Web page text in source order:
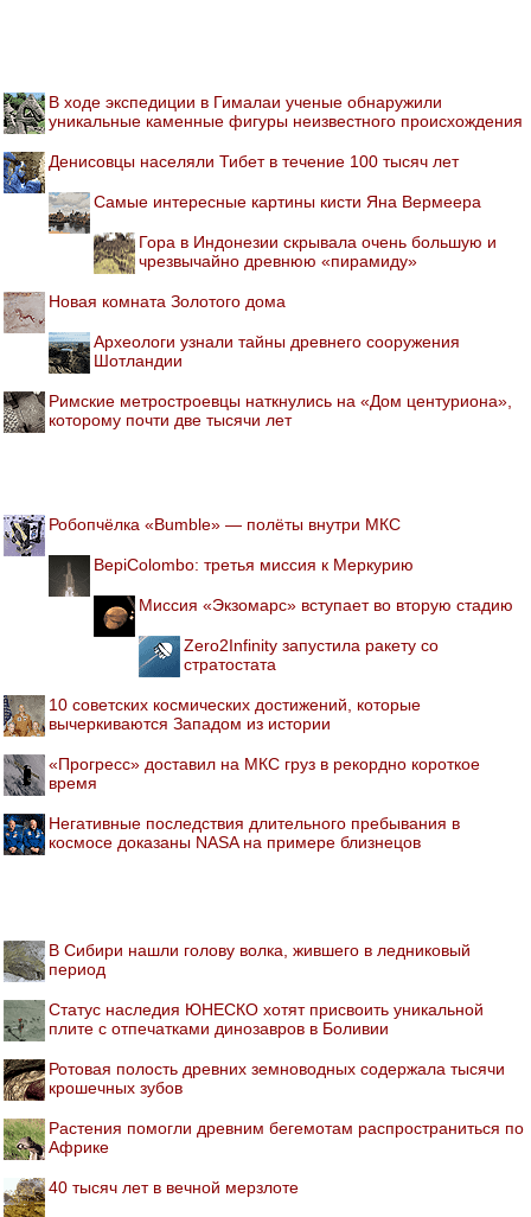
В ходе экспедиции в Гималаи ученые обнаружили
уникальные каменные фигуры неизвестного происхождения
Денисовцы населяли Тибет в течение 100 тысяч лет
Самые интересные картины кисти Яна Вермеера
Гора в Индонезии скрывала очень большую и
чрезвычайно древнюю «пирамиду»
Новая комната Золотого дома
Археологи узнали тайны древнего сооружения
Шотландии
Римские метростроевцы наткнулись на «Дом центуриона»,
которому почти две тысячи лет
Робопчёлка «Bumble» — полёты внутри МКС
BepiColombo: третья миссия к Меркурию
Миссия «Экзомарс» вступает во вторую стадию
Zero2Infinity запустила ракету со
стратостата
10 советских космических достижений, которые
вычеркиваются Западом из истории
«Прогресс» доставил на МКС груз в рекордно короткое
время
Негативные последствия длительного пребывания в
космосе доказаны NASA на примере близнецов
В Сибири нашли голову волка, жившего в ледниковый
период
Статус наследия ЮНЕСКО хотят присвоить уникальной
плите с отпечатками динозавров в Боливии
Ротовая полость древних земноводных содержала тысячи
крошечных зубов
Растения помогли древним бегемотам распространиться по
Африке
40 тысяч лет в вечной мерзлоте